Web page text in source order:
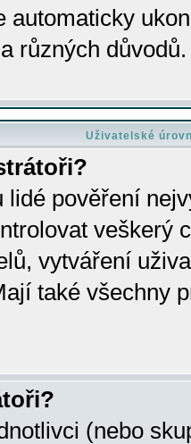
automaticky
různých důvodů.
Uživatelské
lidé pověření
veškerý
vytváření
také všechny
(nebo